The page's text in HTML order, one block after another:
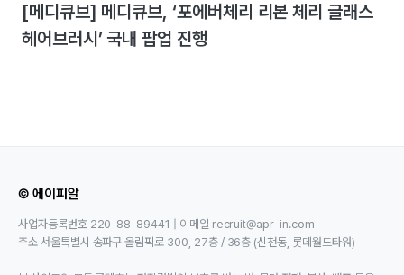
[메디큐브] 메디큐브, ‘포에버체리 리본 체리 글래스
헤어브러시’ 국내 팝업 진행
© 에이피알
사업자등록번호 220-88-89441 | 이메일 recruit@apr-in.com
주소 서울특별시 송파구 올림픽로 300, 27층 / 36층 (신천동, 롯데월드타워)